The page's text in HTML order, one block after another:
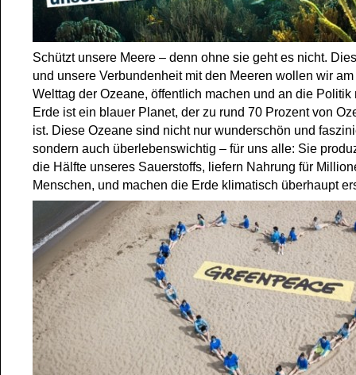
Schützt unsere Meere – denn ohne sie geht es nicht.
und unsere Verbundenheit mit den Meeren wollen wir
Welttag der Ozeane, öffentlich machen und an die Politik
Erde ist ein blauer Planet, der zu rund 70 Prozent von
ist. Diese Ozeane sind nicht nur wunderschön und
sondern auch überlebenswichtig – für uns alle: Sie
die Hälfte unseres Sauerstoffs, liefern Nahrung für
Menschen, und machen die Erde klimatisch überhaupt